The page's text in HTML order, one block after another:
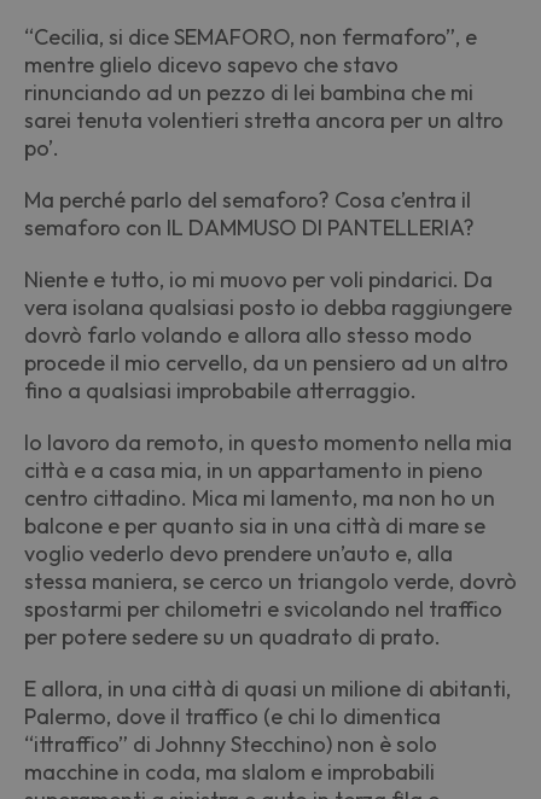
“Cecilia, si dice SEMAFORO, non fermaforo”, e
mentre glielo dicevo sapevo che stavo
rinunciando ad un pezzo di lei bambina che mi
sarei tenuta volentieri stretta ancora per un altro
po’.
Ma perché parlo del semaforo? Cosa c’entra il
semaforo con IL DAMMUSO DI PANTELLERIA?
Niente e tutto, io mi muovo per voli pindarici. Da
vera isolana qualsiasi posto io debba raggiungere
dovrò farlo volando e allora allo stesso modo
procede il mio cervello, da un pensiero ad un altro
fino a qualsiasi improbabile atterraggio.
Io lavoro da remoto, in questo momento nella mia
città e a casa mia, in un appartamento in pieno
centro cittadino. Mica mi lamento, ma non ho un
balcone e per quanto sia in una città di mare se
voglio vederlo devo prendere un’auto e, alla
stessa maniera, se cerco un triangolo verde, dovrò
spostarmi per chilometri e svicolando nel traffico
per potere sedere su un quadrato di prato.
E allora, in una città di quasi un milione di abitanti,
Palermo, dove il traffico (e chi lo dimentica
“ittraffico” di Johnny Stecchino) non è solo
macchine in coda, ma slalom e improbabili